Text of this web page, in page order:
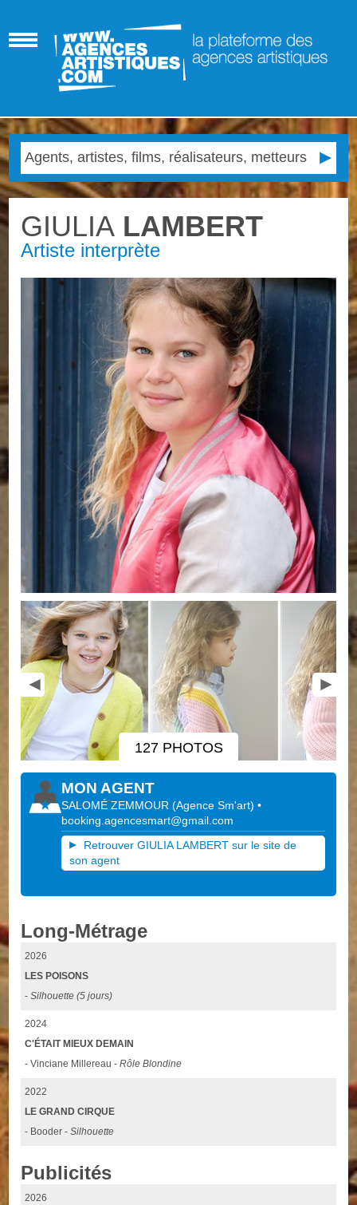
GIULIA LAMBERT
Artiste interprète
127 PHOTOS
MON AGENT
SALOMÉ ZEMMOUR (Agence Sm'art)•
booking.agencesmart@gmail.com
Retrouver GIULIA LAMBERT sur le site de
son agent
Long-Métrage
2026
LES POISONS
-Silhouette (5 jours)
2024
C'ÉTAIT MIEUX DEMAIN
- Vinciane Millereau -Rôle Blondine
2022
LE GRAND CIRQUE
- Booder -Silhouette
Publicités
2026